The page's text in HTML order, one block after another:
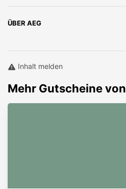
ÜBER AEG
Inhalt melden
Mehr Gutscheine von